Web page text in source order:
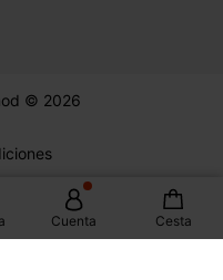
Cuenta Cesta
© 2026